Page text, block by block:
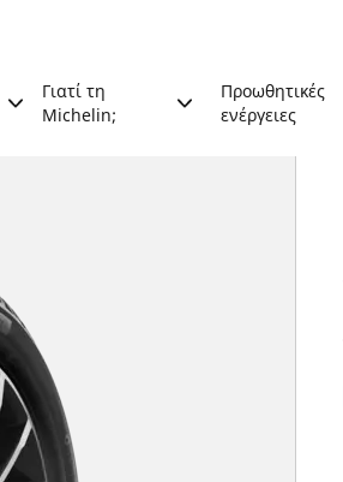
Γιατί τη
Michelin;
Προωθητικές
ενέργειες